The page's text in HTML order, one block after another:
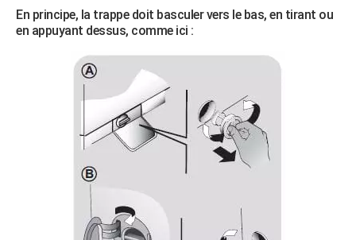
En principe, la trappe doit basculer vers le bas, en tirant ou
en appuyant dessus, comme ici :